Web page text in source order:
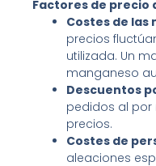
Factores de precio
Costes de las
precios
utilizada. Un
manganeso
Descuentos
pedidos al por
precios.
Costes de
aleaciones